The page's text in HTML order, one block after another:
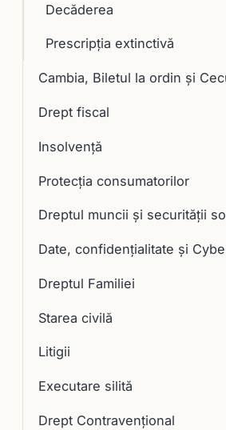
Decăderea
Prescripţia extinctivă
Cambia, Biletul la ordin și
Drept fiscal
Insolvență
Protecția consumatorilor
Dreptul muncii și securității
Date, confidențialitate și
Dreptul Familiei
Starea civilă
Litigii
Executare silită
Drept Contravențional